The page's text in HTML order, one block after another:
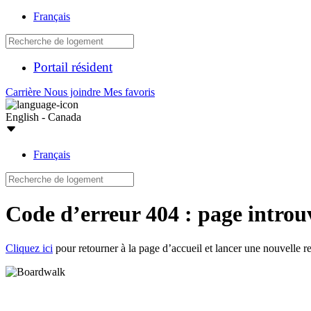
Français
Portail résident
Carrière Nous joindre Mes favoris
English - Canada
Français
Code d’erreur 404 : page
Cliquez ici pour retourner à la page d’accueil et lancer une nouvelle